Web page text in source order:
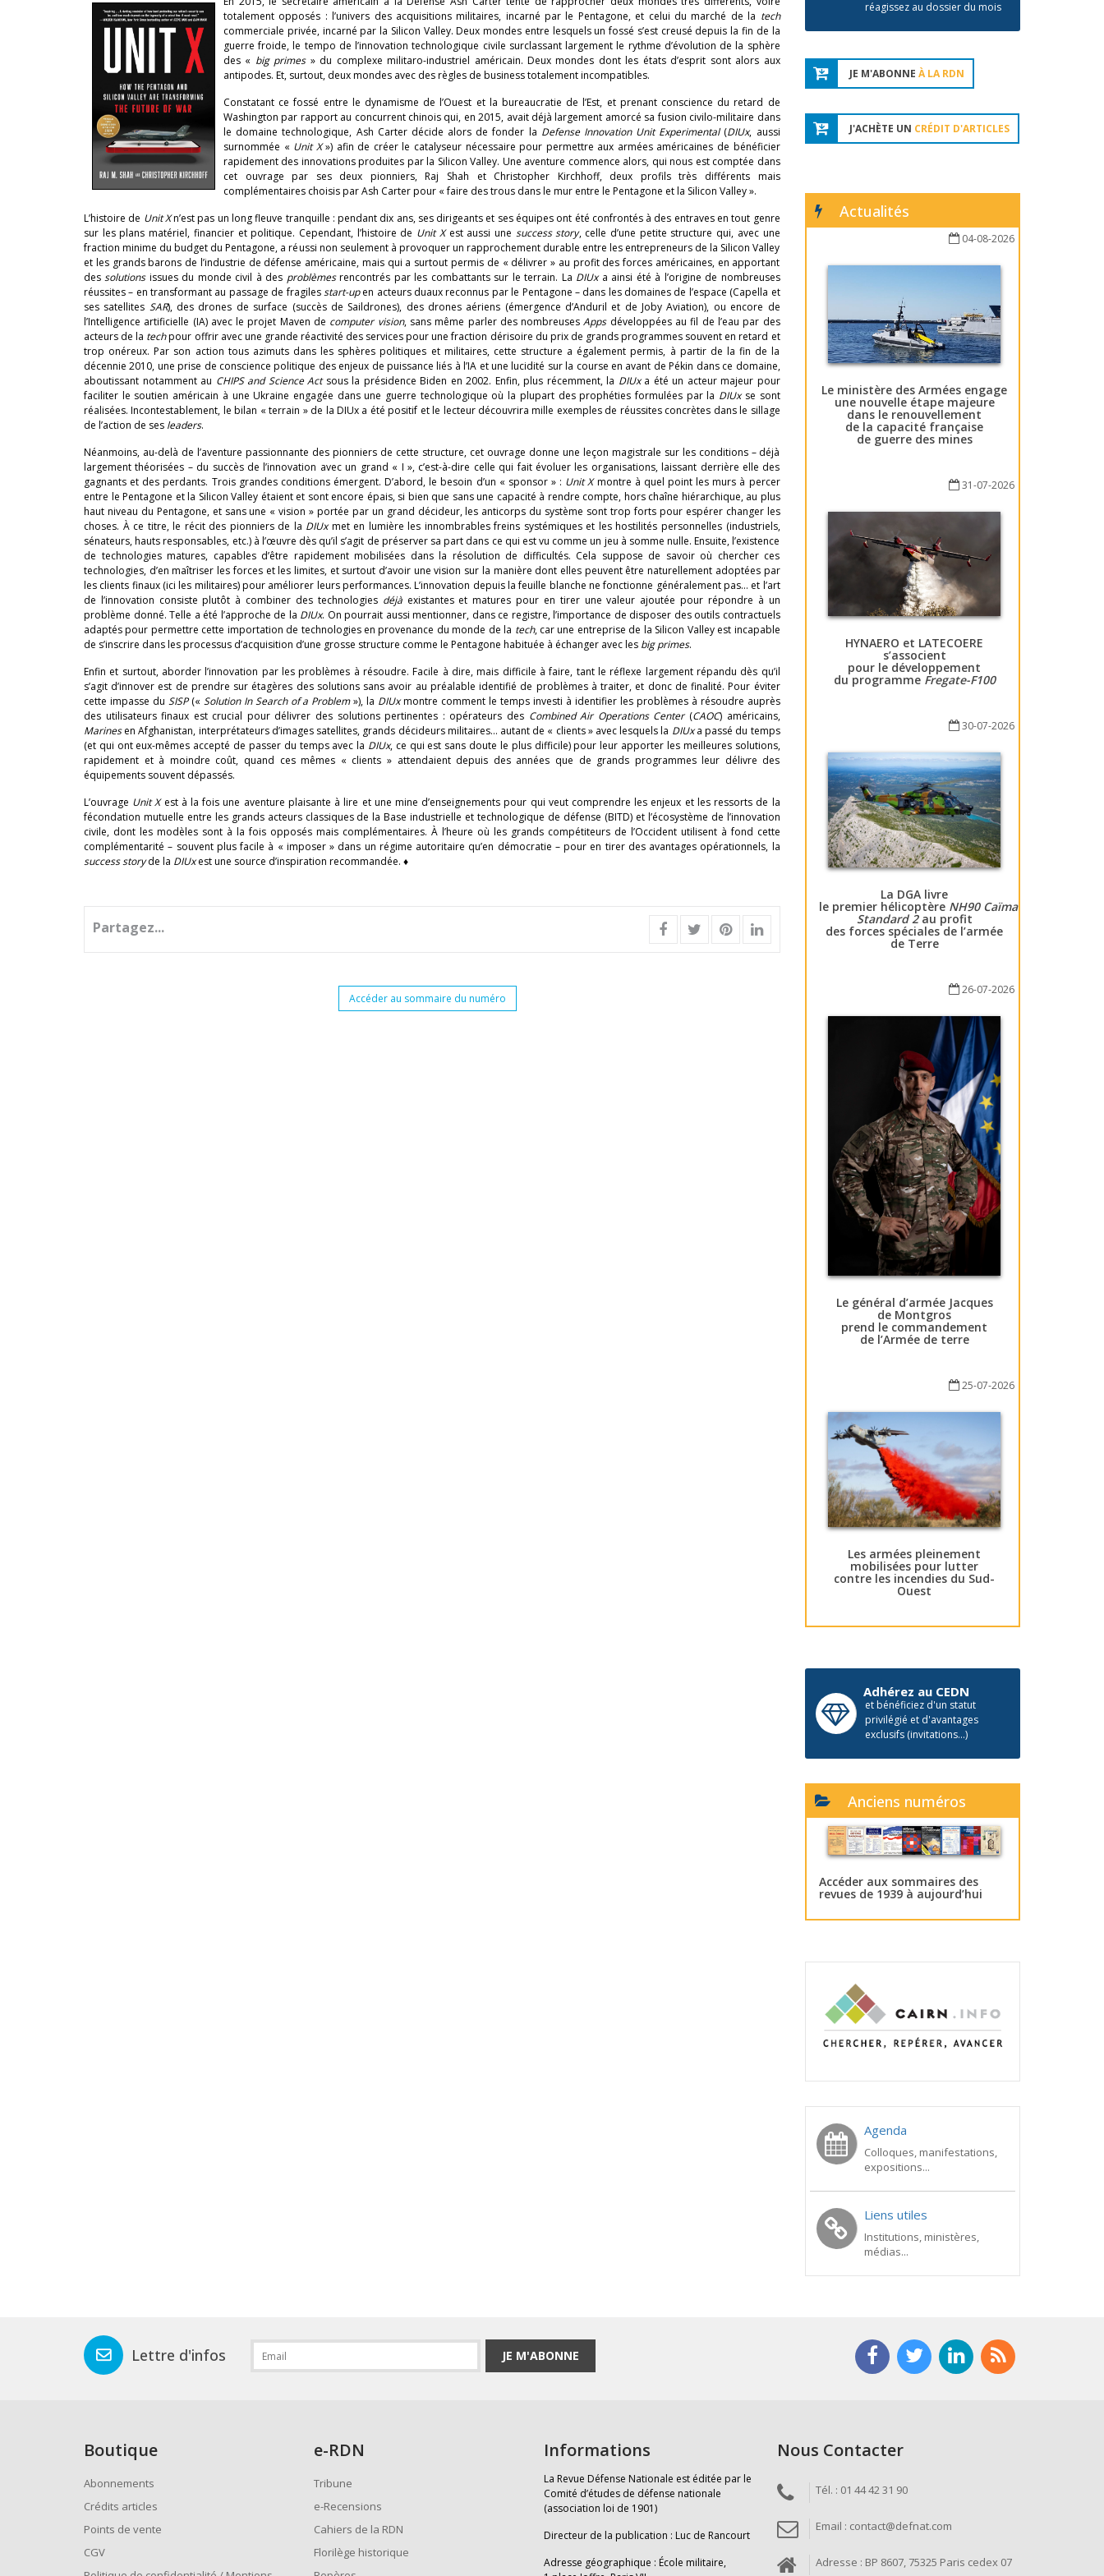
totalement opposés : l’univers des acquisitions militaires, incarné par le Pentagone, et celui du marché de la tech
commerciale privée, incarné par la Silicon Valley. Deux mondes entre lesquels un fossé s’est creusé depuis la fin de la
guerre froide, le tempo de l’innovation technologique civile surclassant largement le rythme d’évolution de la sphère
des « big primes» du complexe militaro-industriel américain. Deux mondes dont les états d’esprit sont alors aux
antipodes. Et, surtout, deux mondes avec des règles de business totalement incompatibles.
Constatant ce fossé entre le dynamisme de l’Ouest et la bureaucratie de l’Est, et prenant conscience du retard de
Washington par rapport au concurrent chinois qui, en 2015, avait déjà largement amorcé sa fusion civilo-militaire dans
le domaine technologique, Ash Carter décide alors de fonder la Defense Innovation Unit Experimental (DIUx, aussi
surnommée « Unit X») afin de créer le catalyseur nécessaire pour permettre aux armées américaines de bénéficier
rapidement des innovations produites par la Silicon Valley. Une aventure commence alors, qui nous est comptée dans
cet ouvrage par ses deux pionniers, Raj Shah et Christopher Kirchhoff, deux profils très différents mais
complémentaires choisis par Ash Carter pour « faire des trous dans le mur entre le Pentagone et la Silicon Valley ».
L’histoire de Unit Xn’est pas un long fleuve tranquille : pendant dix ans, ses dirigeants et ses équipes ont été confrontés à des entraves en tout genre
sur les plans matériel, financier et politique. Cependant, l’histoire de Unit Xest aussi une success story, celle d’une petite structure qui, avec une
fraction minime du budget du Pentagone, a réussi non seulement à provoquer un rapprochement durable entre les entrepreneurs de la Silicon Valley
et les grands barons de l’industrie de défense américaine, mais qui a surtout permis de « délivrer » au profit des forces américaines, en apportant
dessolutionsissues du monde civil à des problèmesrencontrés par les combattants sur le terrain. La DIUxa ainsi été à l’origine de nombreuses
réussites – en transformant au passage de fragilesstart-upen acteurs duaux reconnus par le Pentagone – dans les domaines de l’espace (Capella et
ses satellites SAR), des drones de surface (succès de Saildrones), des drones aériens (émergence d’Anduril et de Joby Aviation), ou encore de
l’Intelligence artificielle (IA) avec le projet Maven de computer vision, sans même parler des nombreusesAppsdéveloppées au fil de l’eau par des
acteurs de la techpour offrir avec une grande réactivité des services pour une fraction dérisoire du prix de grands programmes souvent en retard et
trop onéreux. Par son action tous azimuts dans les sphères politiques et militaires, cette structure a également permis, à partir de la fin de la
décennie 2010, une prise de conscience politique des enjeux de puissance liés à l’IA et une lucidité sur la course en avant de Pékin dans ce domaine,
aboutissant notamment au CHIPS and Science Actsous la présidence Biden en 2002. Enfin, plus récemment, la DIUxa été un acteur majeur pour
faciliter le soutien américain à une Ukraine engagée dans une guerre technologique où la plupart des prophéties formulées par la DIUxse sont
réalisées. Incontestablement, le bilan « terrain » de la DIUx a été positif et le lecteur découvrira mille exemples de réussites concrètes dans le sillage
de l’action de ses leaders.
Néanmoins, au-delà de l’aventure passionnante des pionniers de cette structure, cet ouvrage donne une leçon magistrale sur les conditions – déjà
largement théorisées – du succès de l’innovation avec un grand « I », c’est-à-dire celle qui fait évoluer les organisations, laissant derrière elle des
gagnants et des perdants. Trois grandes conditions émergent. D’abord, le besoin d’un « sponsor » : Unit Xmontre à quel point les murs à percer
entre le Pentagone et la Silicon Valley étaient et sont encore épais, si bien que sans une capacité à rendre compte, hors chaîne hiérarchique, au plus
haut niveau du Pentagone, et sans une « vision » portée par un grand décideur, les anticorps du système sont trop forts pour espérer changer les
choses. À ce titre, le récit des pionniers de la DIUxmet en lumière les innombrables freins systémiques et les hostilités personnelles (industriels,
sénateurs, hauts responsables, etc.) à l’œuvre dès qu’il s’agit de préserver sa part dans ce qui est vu comme un jeu à somme nulle. Ensuite, l’existence
de technologies matures, capables d’être rapidement mobilisées dans la résolution de difficultés. Cela suppose de savoir où chercher ces
technologies, d’en maîtriser les forces et les limites, et surtout d’avoir une vision sur la manière dont elles peuvent être naturellement adoptées par
les clients finaux (ici les militaires) pour améliorer leurs performances. L’innovation depuis la feuille blanche ne fonctionne généralement pas… et l’art
de l’innovation consiste plutôt à combiner des technologies déjàexistantes et matures pour en tirer une valeur ajoutée pour répondre à un
problème donné. Telle a été l’approche de la DIUx. On pourrait aussi mentionner, dans ce registre, l’importance de disposer des outils contractuels
adaptés pour permettre cette importation de technologies en provenance du monde de la tech, car une entreprise de la Silicon Valley est incapable
de s’inscrire dans les processus d’acquisition d’une grosse structure comme le Pentagone habituée à échanger avec les big primes.
Enfin et surtout, aborder l’innovation par les problèmes à résoudre. Facile à dire, mais difficile à faire, tant le réflexe largement répandu dès qu’il
s’agit d’innover est de prendre sur étagères des solutions sans avoir au préalable identifié de problèmes à traiter, et donc de finalité. Pour éviter
cette impasse du SISP(« Solution In Search of a Problem»), la DIUxmontre comment le temps investi à identifier les problèmes à résoudre auprès
des utilisateurs finaux est crucial pour délivrer des solutions pertinentes : opérateurs des Combined Air Operations Center(CAOC) américains,
Marinesen Afghanistan, interprétateurs d’images satellites, grands décideurs militaires… autant de « clients » avec lesquels la DIUxa passé du temps
(et qui ont eux-mêmes accepté de passer du temps avec la DIUx, ce qui est sans doute le plus difficile) pour leur apporter les meilleures solutions,
rapidement et à moindre coût, quand ces mêmes « clients » attendaient depuis des années que de grands programmes leur délivre des
équipements souvent dépassés.
L’ouvrage Unit Xest à la fois une aventure plaisante à lire et une mine d’enseignements pour qui veut comprendre les enjeux et les ressorts de la
fécondation mutuelle entre les grands acteurs classiques de la Base industrielle et technologique de défense (BITD) et l’écosystème de l’innovation
civile, dont les modèles sont à la fois opposés mais complémentaires. À l’heure où les grands compétiteurs de l’Occident utilisent à fond cette
complémentarité – souvent plus facile à « imposer » dans un régime autoritaire qu’en démocratie – pour en tirer des avantages opérationnels, la
success storyde la DIUxest une source d’inspiration recommandée. ♦
Partagez...
Accéder au sommaire du numéro
réagissez au dossier du mois
JE M'ABONNE À LA RDN
J'ACHÈTE UN CRÉDIT D'ARTICLES
Actualités
04-08-2026
Le ministère des Armées engage
une nouvelle étape majeure
dans le renouvellement
de la capacité française
de guerre des mines
31-07-2026
HYNAERO et LATECOERE
s’associent
pour le développement
du programme Fregate-F100
30-07-2026
La DGA livre
le premier hélicoptère NH90 Caïman
Standard 2au profit
des forces spéciales de l’armée
de Terre
26-07-2026
Le général d’armée Jacques
de Montgros
prend le commandement
de l’Armée de terre
25-07-2026
Les armées pleinement
mobilisées pour lutter
contre les incendies du Sud-
Ouest
Adhérez au CEDN
et bénéficiez d'un statut
privilégié et d'avantages
exclusifs (invitations...)
Anciens numéros
Accéder aux sommaires des
revues de 1939 à aujourd’hui
Agenda
Colloques, manifestations,
expositions...
Liens utiles
Institutions, ministères,
médias...
Lettre d'infos JE M'ABONNE
Boutique
Abonnements
Crédits articles
Points de vente
CGV
e-RDN
Tribune
e-Recensions
Cahiers de la RDN
Florilège historique
Informations
La Revue Défense Nationale est éditée par le
Comité d’études de défense nationale
(association loi de 1901)
Directeur de la publication : Luc de Rancourt
Adresse géographique : École militaire,
Nous Contacter
Tél. : 01 44 42 31 90
Email : contact@defnat.com
Adresse : BP 8607, 75325 Paris cedex 07